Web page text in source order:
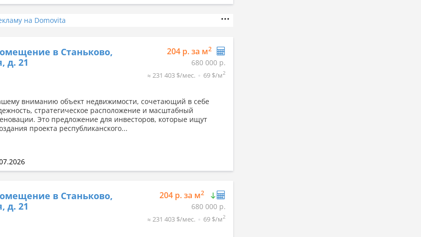
на Domovita
в Станьково,
д. 21
204 р. за м2
680 000 р.
≈ 231 403 $/мес. 69 $/м2
вниманию объект недвижимости, сочетающий в себе
стратегическое расположение и масштабный
Это предложение для инвесторов, которые ищут
проекта республиканского...
в Станьково,
д. 21
204 р. за м2
680 000 р.
≈ 231 403 $/мес. 69 $/м2